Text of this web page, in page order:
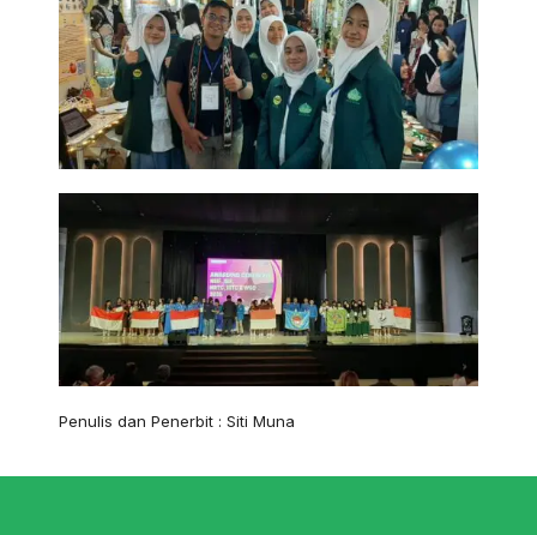
Penulis dan Penerbit : Siti Muna